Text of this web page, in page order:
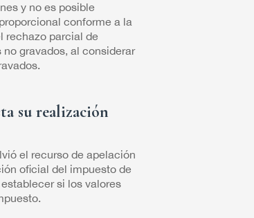
y no es posible
conforme a la
rechazo parcial de
gravados, al considerar
su realización
el recurso de apelación
oficial del impuesto de
si los valores